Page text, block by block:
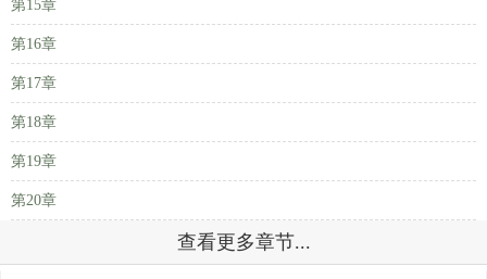
第15章
第16章
第17章
第18章
第19章
第20章
查看更多章节...